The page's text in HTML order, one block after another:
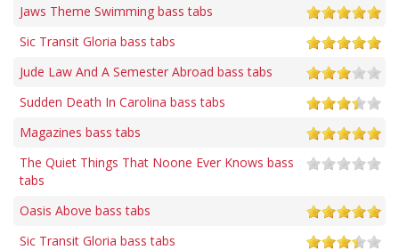
Jaws Theme Swimming bass tabs
Sic Transit Gloria bass tabs
Jude Law And A Semester Abroad bass tabs
Sudden Death In Carolina bass tabs
Magazines bass tabs
The Quiet Things That Noone Ever Knows bass
tabs
Oasis Above bass tabs
Sic Transit Gloria bass tabs